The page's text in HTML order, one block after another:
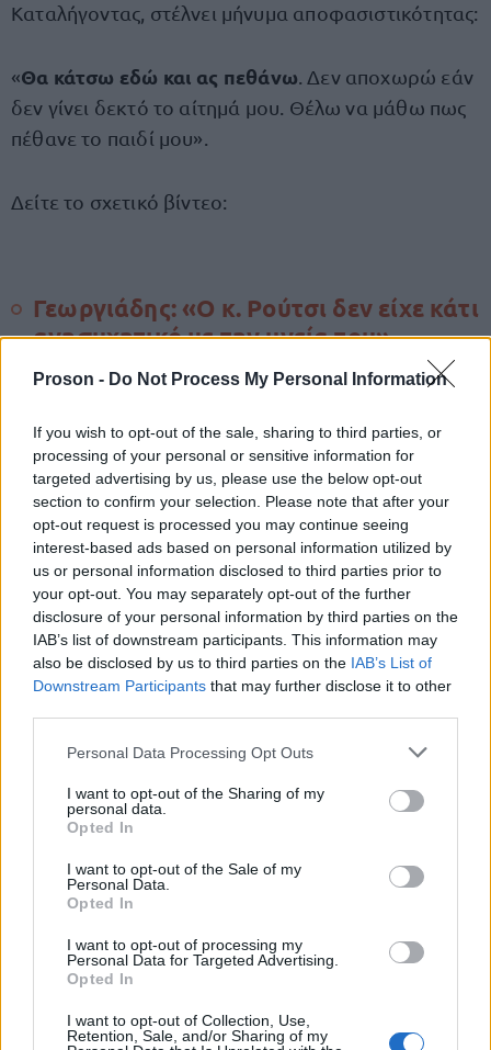
Proson - Do Not Process My Personal Information
If you wish to opt-out of the sale, sharing to third parties, or
processing of your personal or sensitive information for
targeted advertising by us, please use the below opt-out
section to confirm your selection. Please note that after your
opt-out request is processed you may continue seeing
interest-based ads based on personal information utilized by
us or personal information disclosed to third parties prior to
your opt-out. You may separately opt-out of the further
disclosure of your personal information by third parties on the
IAB’s list of downstream participants. This information may
also be disclosed by us to third parties on the IAB’s List of
Downstream Participants that may further disclose it to other
Please note that this website/app uses one or more Google
not limited to your visit or usage behaviour. You may click to
grant or deny consent to Google and its third-party tags to
use your data for below specified purposes in below Google
consent section.
Personal Data Processing Opt Outs
I want to opt-out of the Sharing of my
personal data.
Opted In
I want to opt-out of the Sale of my
Personal Data.
Opted In
I want to opt-out of processing my
Personal Data for Targeted Advertising.
Opted In
I want to opt-out of Collection, Use,
Retention, Sale, and/or Sharing of my
Καταλήγοντας, στέλνει μήνυμα αποφασιστικότητας:
«Θα κάτσω εδώ και ας πεθάνω . Δεν αποχωρώ εάν
δεν γίνει δεκτό το αίτημά μου. Θέλω να μάθω πως
πέθανε το παιδί μου».
Δείτε το σχετικό βίντεο:
Γεωργιάδης: «Ο κ. Ρούτσι δεν είχε κάτι
ανησυχητικό με την υγεία του»
Ο υπουργός Υγείας σχολίασε χθες ότι ο κ. Ρούτσι
καλώντας μάλιστα την γιατρό του, την κυρία
Κοσμοπούλουνα βγάλει τις εξετάσεις του στον
αέρα.
«Απ’ ότι ενημερώθηκα, ο κ. Ρούτσι δεν είχε κάτι
ανησυχητικό με την υγεία του. Οι γιατροί δεν
βρήκαν κάτι παθολογικό και δεν εκρίθη σκόπιμη η
εισαγωγή του στο νοσοκομείο», ανέφερε. Ο ίδιος
επικοινώνησε ως υπουργός Υγείας, για να δείξει
λαμβάνοντας απάντηση από τους γιατρούς ότι
δεν έχει παθολογικά ευρήματα .
λέγοντας: «Είναι ένα πρόσωπο που είναι μονίμως
γιατρός όλων των απεργών πείνας της
αριστεράς», και πρόσθεσε ότι«κάνει πολιτική,
δεν κάνει ιατρική
. Όποιος υποτίθεται δεν το ξέρει,
νοσοκομείο, θα με ρωτήσετε».